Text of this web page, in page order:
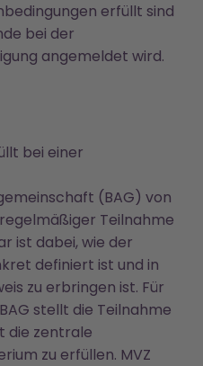
erfüllt sind
bei der
angemeldet wird.
bei einer
(BAG) von
Teilnahme
ist dabei, wie der
definiert ist und in
zu erbringen ist. Für
stellt die Teilnahme
die zentrale
zu erfüllen. MVZ